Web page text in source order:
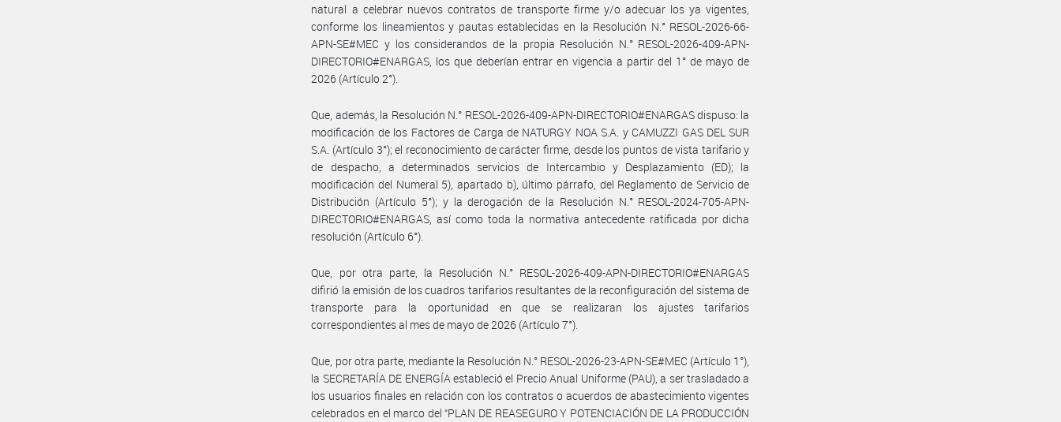
natural a celebrar nuevos contratos de transporte firme y/o adecuar los ya vigentes,
conforme los lineamientos y pautas establecidas en la Resolución N.° RESOL-2026-66-
APN-SE#MEC y los considerandos de la propia Resolución N.° RESOL-2026-409-APN-
DIRECTORIO#ENARGAS, los que deberían entrar en vigencia a partir del 1° de mayo de
2026 (Artículo 2°).
Que, además, la Resolución N.° RESOL-2026-409-APN-DIRECTORIO#ENARGAS dispuso: la
modificación de los Factores de Carga de NATURGY NOA S.A. y CAMUZZI GAS DEL SUR
S.A. (Artículo 3°); el reconocimiento de carácter firme, desde los puntos de vista tarifario y
de despacho, a determinados servicios de Intercambio y Desplazamiento (ED); la
modificación del Numeral 5), apartado b), último párrafo, del Reglamento de Servicio de
Distribución (Artículo 5°); y la derogación de la Resolución N.° RESOL-2024-705-APN-
DIRECTORIO#ENARGAS, así como toda la normativa antecedente ratificada por dicha
resolución (Artículo 6°).
Que, por otra parte, la Resolución N.° RESOL-2026-409-APN-DIRECTORIO#ENARGAS
difirió la emisión de los cuadros tarifarios resultantes de la reconfiguración del sistema de
transporte para la oportunidad en que se realizaran los ajustes tarifarios
correspondientes al mes de mayo de 2026 (Artículo 7°).
Que, por otra parte, mediante la Resolución N.° RESOL-2026-23-APN-SE#MEC (Artículo 1°),
la SECRETARÍA DE ENERGÍA estableció el Precio Anual Uniforme (PAU), a ser trasladado a
los usuarios finales en relación con los contratos o acuerdos de abastecimiento vigentes
celebrados en el marco del “PLAN DE REASEGURO Y POTENCIACIÓN DE LA PRODUCCIÓN